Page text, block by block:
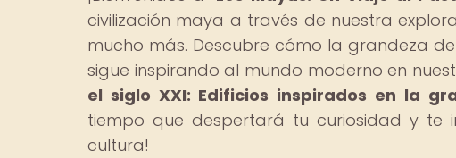
civilización maya a través de nuestra
mucho más. Descubre cómo la grandeza
sigue inspirando al mundo moderno en
el siglo XXI: Edificios inspirados en la
tiempo que despertará tu curiosidad y te
cultura!